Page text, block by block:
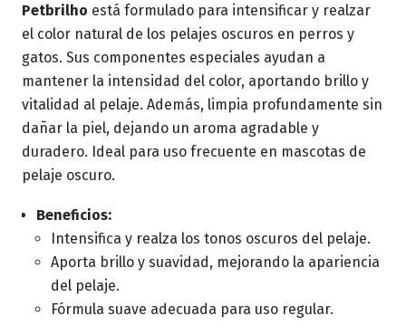
Petbrilho está formulado para intensificar y realzar
el color natural de los pelajes oscuros en perros y
gatos. Sus componentes especiales ayudan a
mantener la intensidad del color, aportando brillo y
vitalidad al pelaje. Además, limpia profundamente sin
dañar la piel, dejando un aroma agradable y
duradero. Ideal para uso frecuente en mascotas de
pelaje oscuro.
Beneficios:
Intensifica y realza los tonos oscuros del pelaje.
Aporta brillo y suavidad, mejorando la apariencia
del pelaje.
Fórmula suave adecuada para uso regular.